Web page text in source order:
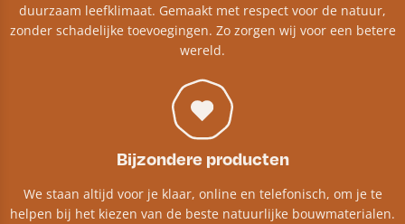
duurzaam leefklimaat. Gemaakt met respect voor de natuur,
zonder schadelijke toevoegingen. Zo zorgen wij voor een betere
wereld.
Bijzondere producten
We staan altijd voor je klaar, online en telefonisch, om je te
helpen bij het kiezen van de beste natuurlijke bouwmaterialen.